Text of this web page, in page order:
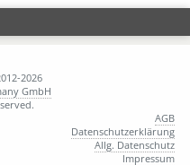
2026
GmbH
AGB
Datenschutzerklärung
Allg. Datenschutz
Impressum